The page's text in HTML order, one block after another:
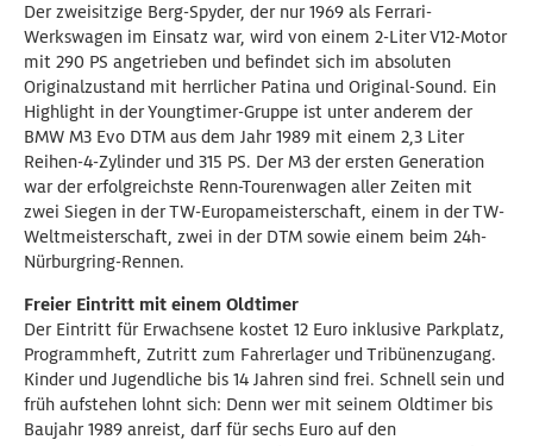
Der zweisitzige Berg-Spyder, der nur 1969 als Ferrari-
Werkswagen im Einsatz war, wird von einem 2-Liter V12-Motor
mit 290 PS angetrieben und befindet sich im absoluten
Originalzustand mit herrlicher Patina und Original-Sound. Ein
Highlight in der Youngtimer-Gruppe ist unter anderem der
BMW M3 Evo DTM aus dem Jahr 1989 mit einem 2,3 Liter
Reihen-4-Zylinder und 315 PS. Der M3 der ersten Generation
war der erfolgreichste Renn-Tourenwagen aller Zeiten mit
zwei Siegen in der TW-Europameisterschaft, einem in der TW-
Weltmeisterschaft, zwei in der DTM sowie einem beim 24h-
Nürburgring-Rennen.
Freier Eintritt mit einem Oldtimer
Der Eintritt für Erwachsene kostet 12 Euro inklusive Parkplatz,
Programmheft, Zutritt zum Fahrerlager und Tribünenzugang.
Kinder und Jugendliche bis 14 Jahren sind frei. Schnell sein und
früh aufstehen lohnt sich: Denn wer mit seinem Oldtimer bis
Baujahr 1989 anreist, darf für sechs Euro auf den